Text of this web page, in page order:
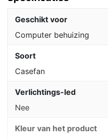
Geschikt voor
Computer behuizing
Soort
Casefan
Verlichtings-led
Nee
Kleur van het product